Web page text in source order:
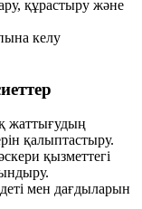
құрастыру және
келу
жаттығудың
қалыптастыру.
қызметтегі
мен дағдыларын